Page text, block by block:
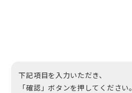
下記項目を入力いただき、
「確認」ボタンを押してください。